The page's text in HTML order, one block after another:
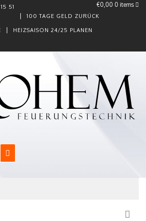
€0,00 0 items
51
100 TAGE GELD ZURÜCK
HEIZSAISON 24/25 PLANEN